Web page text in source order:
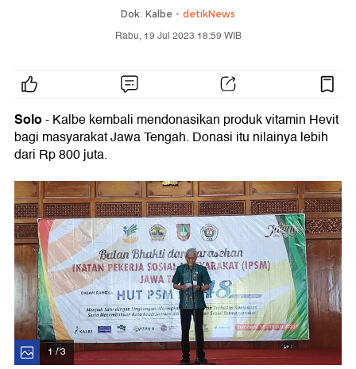
Dok. Kalbe - detikNews
Rabu, 19 Jul 2023 18:59 WIB
Solo- Kalbe kembali mendonasikan produk vitamin Hevit
bagi masyarakat Jawa Tengah. Donasi itu nilainya lebih
dari Rp 800 juta.
1 / 3